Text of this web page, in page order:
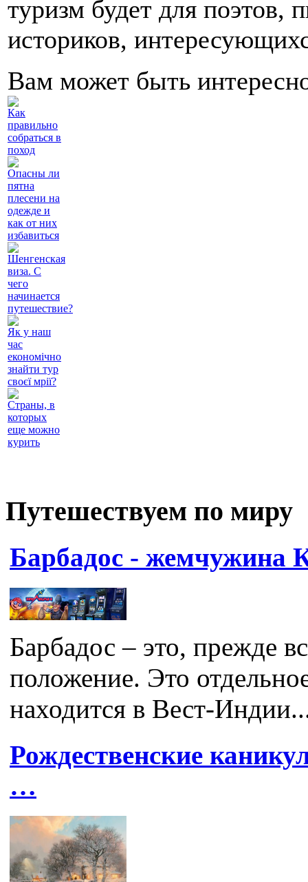
туризм будет для поэтов,
историков,
Вам может быть
Как
правильно
собраться в
поход
Опасны ли
пятна
плесени на
одежде и
как от них
избавиться
Шенгенская
виза. С
чего
начинается
путешествие?
Як у наш
час
економічно
знайти тур
своєї мрії?
Страны, в
которых
еще можно
курить
Путешествуем по миру
Барбадос - жемчужина
Барбадос – это, прежде
положение. Это
находится в Вест-
Рождественские
…